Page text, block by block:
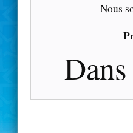
Nous
Dans